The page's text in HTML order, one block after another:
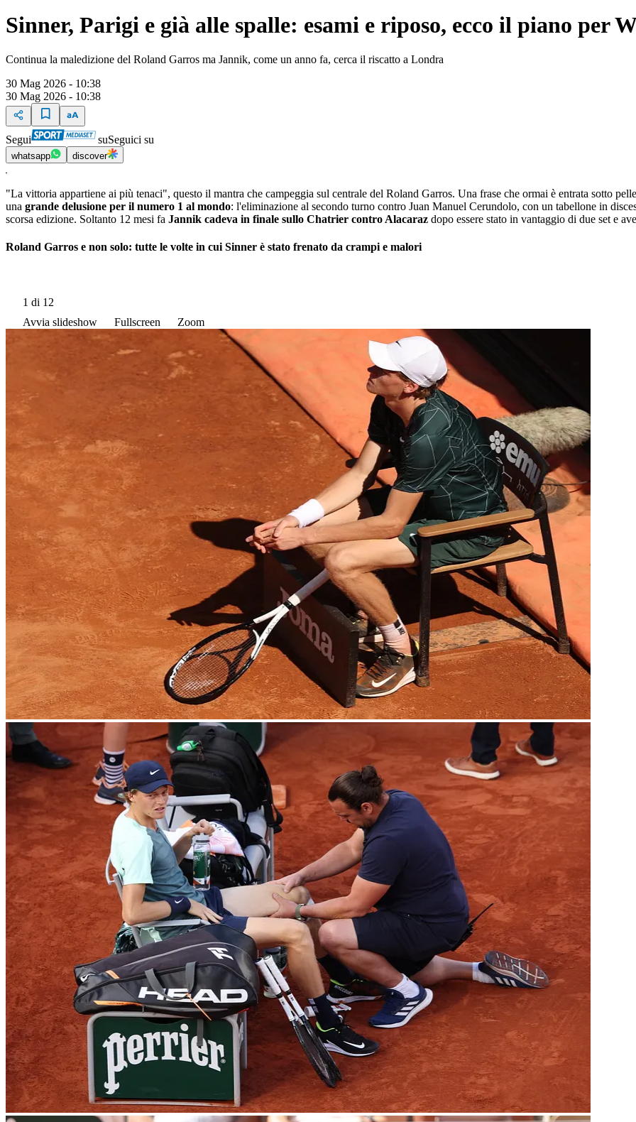
Sinner, Parigi e già alle spalle: esami e riposo, ecco il piano per
Continua la maledizione del Roland Garros ma Jannik, come un anno fa, cerca il riscatto a Londra
30 Mag 2026 - 10:38
30 Mag 2026 - 10:38
Segui suSeguici su
whatsapp discover
"La vittoria appartiene ai più tenaci", questo il mantra che campeggia sul centrale del Roland Garros. Una frase che ormai è entrata sotto
una grande delusione per il numero 1 al mondo: l'eliminazione al secondo turno contro Juan Manuel Cerundolo, con un tabellone in
scorsa edizione. Soltanto 12 mesi fa Jannik cadeva in finale sullo Chatrier contro Alacaraz dopo essere stato in vantaggio di due set e
Roland Garros e non solo: tutte le volte in cui Sinner è stato frenato da crampi e malori
1 di 12
Avvia slideshow
Fullscreen Zoom